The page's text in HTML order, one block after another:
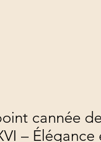
cannée de
– Élégance